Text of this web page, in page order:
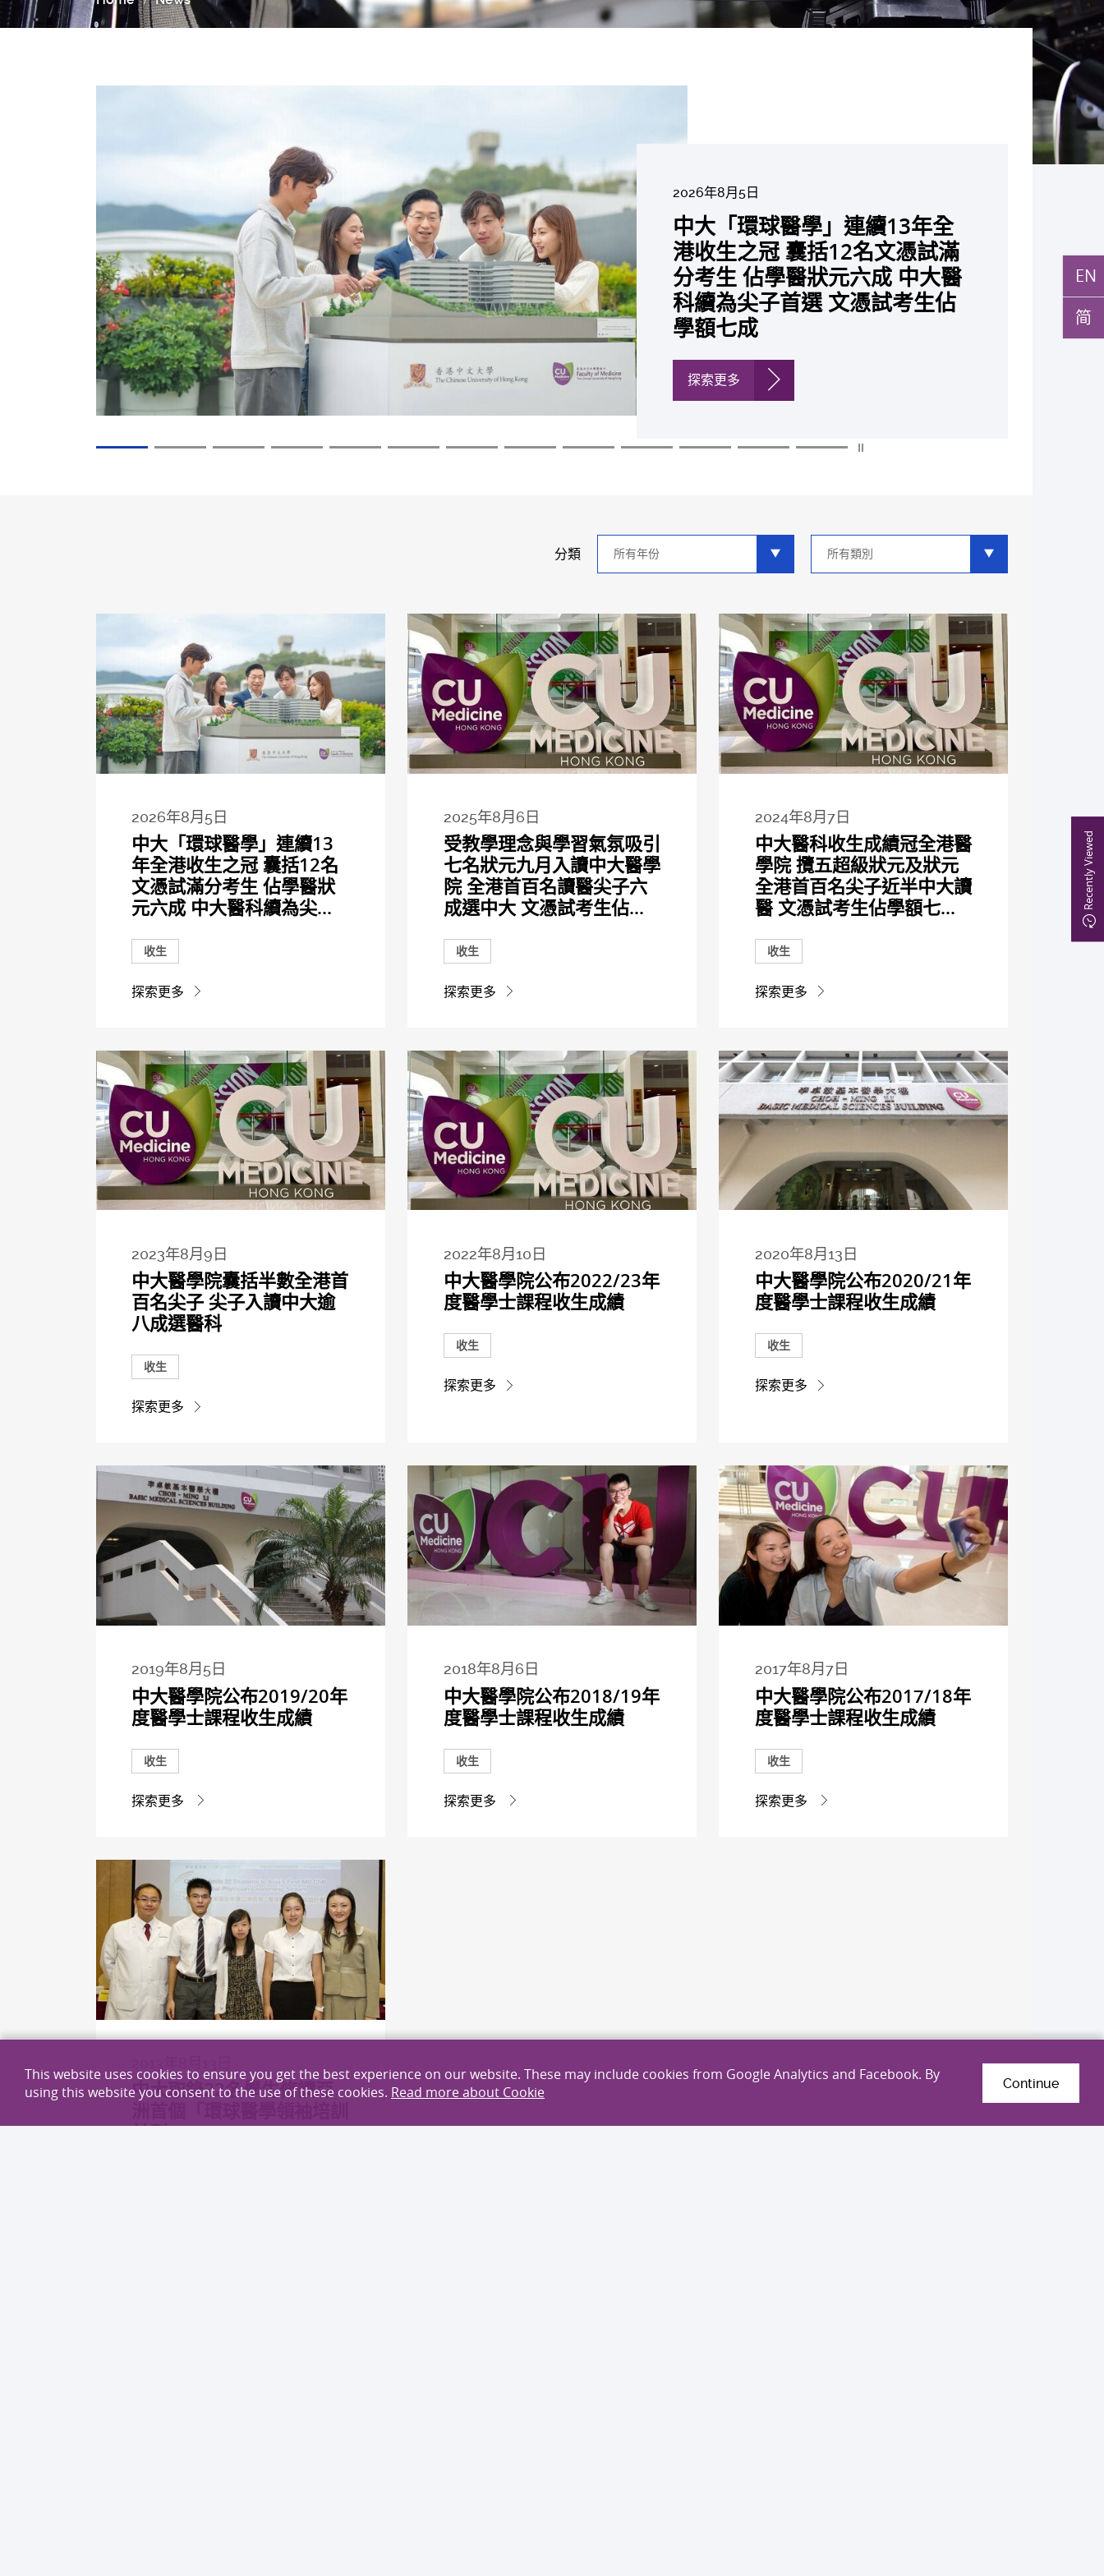
Recently Viewed
EN
简
2026年8月5日
中大「環球醫學」連續13年全
港收生之冠 囊括12名文憑試滿
分考生 佔學醫狀元六成 中大醫
科續為尖子首選 文憑試考生佔
學額七成
探索更多
2026年7月27日
中大成立嶄新 ITECH醫療科技
評估平台 推動健康經濟分析及
價值醫療
探索更多
中大研發「AI-OCT」系統助測
糖尿黃斑水腫 假陽性轉介個案
銳減六成 縮短患者輪候診症時
間
探索更多
中大黃秀娟教授獲頒中國工程界
最高榮譽「光華工程科技獎」
成為今屆醫藥衞生領域唯一香港
學者
探索更多
中大新設「香港中文大學鳳凰獎
學金」嘉許公開試狀元 鼓勵學
醫狀元走出課堂放眼世界 裝備
21世紀妙手仁醫
探索更多
中大全新一站式PGT-Plus方案
精準辨識傳統檢測中複雜基因異
常「盲點」 降低人工受孕流產
及異常妊娠風險
探索更多
2026年6月22日
中大發現青光眼治療新靶點 小
鼠實驗證實可恢復七成視力 有
助開創嶄新神經保護療法
探索更多
2026年6月17日
中大成功拆解肝癌免疫治療耐藥
性機制 揭一種免疫細胞具「除
廢餵食」新功能助癌細胞耐藥性
探索更多
2026年6月10日
中大與多名全球專家共同牽頭跨
國肺癌研究 逾半晚期ALK陽性
肺癌病人七年無惡化 因特定基
因異常而引起的肺癌有望變成
「慢性病」 患者可與病共存
探索更多
2026年6月5日
中大教授陳重娥獲頒「清野裕傑
出領袖獎」 成為本港首名學者
榮膺亞洲糖尿病教研最高榮譽
探索更多
2026年6月2日
中大匯聚逾200位區域專家 探討
私人醫療保險如何推動全民健康
覆蓋
探索更多
2026年5月19日
中大張源津醫生成首位亞洲研究
員 榮獲國際泌尿科權威獎項
John K. Lattimer 講座獎
探索更多
2026年5月14日
中大取得「從實驗室到臨床應
用」研究突破 初步證實GLP-1
藥物可改善嚴重中風康復情況
探索更多
分類
類
分
2026年8月5日
中大「環球醫學」連續13
年全港收生之冠 囊括12名
文憑試滿分考生 佔學醫狀
元六成 中大醫科續為尖...
收生
探索更多
2025年8月6日
受教學理念與學習氣氛吸引
七名狀元九月入讀中大醫學
院 全港首百名讀醫尖子六
成選中大 文憑試考生佔...
收生
探索更多
2024年8月7日
中大醫科收生成績冠全港醫
學院 攬五超級狀元及狀元
全港首百名尖子近半中大讀
醫 文憑試考生佔學額七...
收生
探索更多
2023年8月9日
中大醫學院囊括半數全港首
百名尖子 尖子入讀中大逾
八成選醫科
收生
探索更多
2022年8月10日
中大醫學院公布2022/23年
度醫學士課程收生成績
收生
探索更多
2020年8月13日
中大醫學院公布2020/21年
度醫學士課程收生成績
收生
探索更多
2019年8月5日
中大醫學院公布2019/20年
度醫學士課程收生成績
收生
探索更多
2018年8月6日
中大醫學院公布2018/19年
度醫學士課程收生成績
收生
探索更多
2017年8月7日
中大醫學院公布2017/18年
度醫學士課程收生成績
收生
探索更多
中大取錄22名學生修讀亞
計劃」
This website uses cookies to ensure you get the best experience on our website. These may include cookies from Google Analytics and Facebook. By
using this website you consent to the use of these cookies. Read more about Cookie Continue